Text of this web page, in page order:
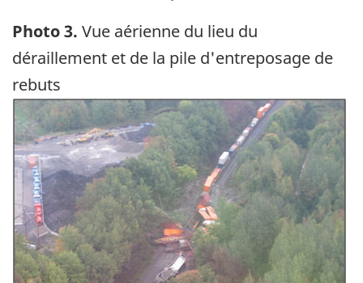
Photo 3. Vue aérienne du lieu du
déraillement et de la pile d'entreposage de
rebuts
Image